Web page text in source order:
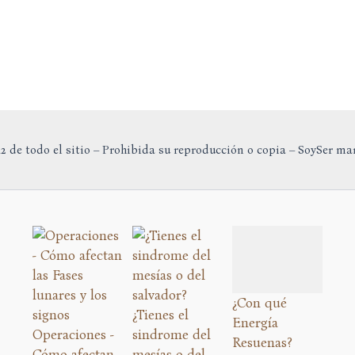
de todo el sitio – Prohibida su reproducción o copia – SoySer
Operaciones -
¿Tienes el
sindrome del
¿Con qué
Energía
Resuenas?